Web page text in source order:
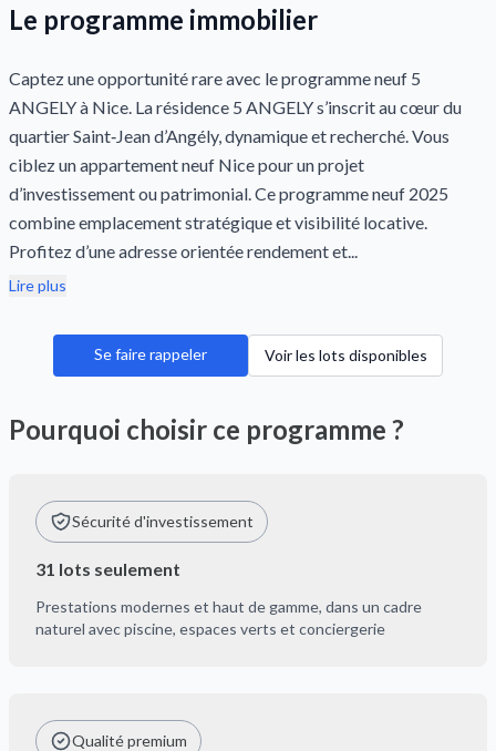
Le programme immobilier
Captez une opportunité rare avec le programme neuf 5
ANGELY à Nice. La résidence 5 ANGELY s’inscrit au cœur du
quartier Saint‑Jean d’Angély, dynamique et recherché. Vous
ciblez un appartement neuf Nice pour un projet
d’investissement ou patrimonial. Ce programme neuf 2025
combine emplacement stratégique et visibilité locative.
Profitez d’une adresse orientée rendement et...
Lire plus
Se faire rappeler Voir les lots disponibles
Pourquoi choisir ce programme ?
Sécurité d'investissement
31 lots seulement
Prestations modernes et haut de gamme, dans un cadre
naturel avec piscine, espaces verts et conciergerie
Qualité premium